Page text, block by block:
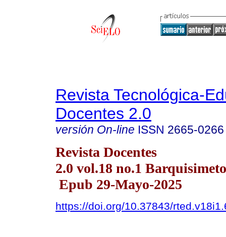
Revista Tecnológica-
Docentes 2.0
versión On-line ISSN 2665-0266
Revista Docentes
2.0 vol.18 no.1
Epub 29-Mayo-2025
https://doi.org/10.37843/